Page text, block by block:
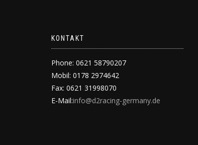
KONTAKT
Phone: 0621 58790207
Mobil: 0178 2974642
Fax: 0621 31998070
E-Mail:info@d2racing-germany.de